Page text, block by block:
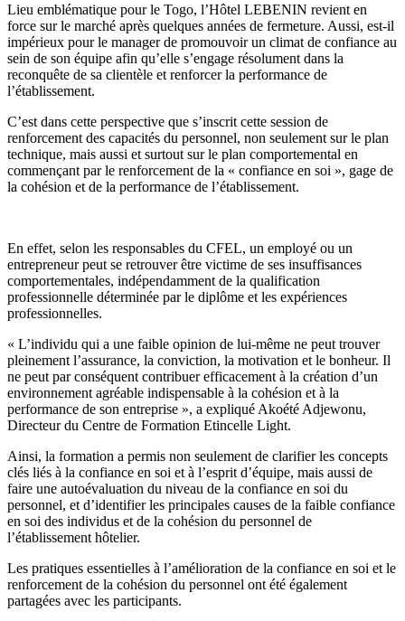
Lieu emblématique pour le Togo, l’Hôtel LEBENIN revient en
force sur le marché après quelques années de fermeture. Aussi, est-il
impérieux pour le manager de promouvoir un climat de confiance au
sein de son équipe afin qu’elle s’engage résolument dans la
reconquête de sa clientèle et renforcer la performance de
l’établissement.
C’est dans cette perspective que s’inscrit cette session de
renforcement des capacités du personnel, non seulement sur le plan
technique, mais aussi et surtout sur le plan comportemental en
commençant par le renforcement de la « confiance en soi », gage de
la cohésion et de la performance de l’établissement.
En effet, selon les responsables du CFEL, un employé ou un
entrepreneur peut se retrouver être victime de ses insuffisances
comportementales, indépendamment de la qualification
professionnelle déterminée par le diplôme et les expériences
professionnelles.
« L’individu qui a une faible opinion de lui-même ne peut trouver
pleinement l’assurance, la conviction, la motivation et le bonheur. Il
ne peut par conséquent contribuer efficacement à la création d’un
environnement agréable indispensable à la cohésion et à la
performance de son entreprise », a expliqué Akoété Adjewonu,
Directeur du Centre de Formation Etincelle Light.
Ainsi, la formation a permis non seulement de clarifier les concepts
clés liés à la confiance en soi et à l’esprit d’équipe, mais aussi de
faire une autoévaluation du niveau de la confiance en soi du
personnel, et d’identifier les principales causes de la faible confiance
en soi des individus et de la cohésion du personnel de
l’établissement hôtelier.
Les pratiques essentielles à l’amélioration de la confiance en soi et le
renforcement de la cohésion du personnel ont été également
partagées avec les participants.